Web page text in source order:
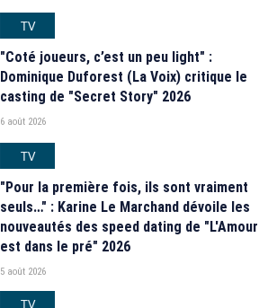
TV
"Coté joueurs, c’est un peu light" :
Dominique Duforest (La Voix) critique le
casting de "Secret Story" 2026
6 août 2026
TV
"Pour la première fois, ils sont vraiment
seuls…" : Karine Le Marchand dévoile les
nouveautés des speed dating de "L'Amour
est dans le pré" 2026
5 août 2026
TV